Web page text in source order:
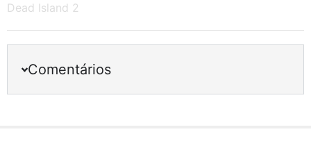
Dead Island 2
Comentários